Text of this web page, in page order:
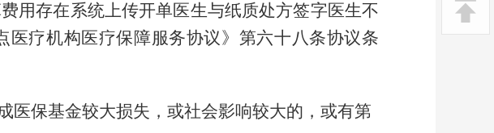
用存在系统上传开单医生与纸质处方签字医生不
医疗机构医疗保障服务协议》第六十八条协议条
医保基金较大损失，或社会影响较大的，或有第